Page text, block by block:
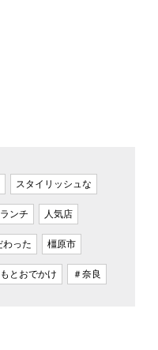
スタイリッシュな
ランチ 人気店
わった 橿原市
とおでかけ ＃奈良